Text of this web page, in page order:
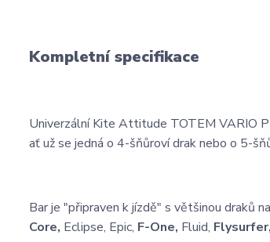
Kompletní specifikace
Univerzální Kite Attitude TOTEM VARIO
ať už se jedná o 4-šňůroví drak nebo o 5-
Bar je "připraven k jízdě" s většinou draků
Core, Eclipse, Epic, F-One, Fluid, Flysurfer,